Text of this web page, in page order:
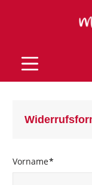
Vorname*